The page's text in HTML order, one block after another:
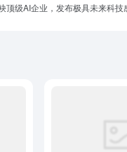
顶级AI企业，发布极具未来科技